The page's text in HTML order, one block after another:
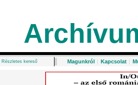
Részletes kereső Magunkról | Kapcsolat |